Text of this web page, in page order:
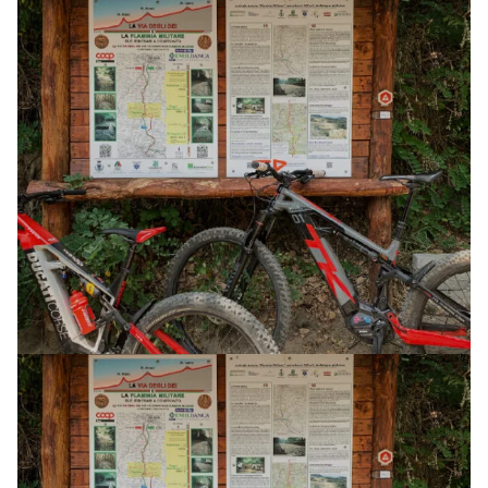
AVVENTURA CON MTB ELETTRICA (3 GG) E-XPLORA TRAIL
TOUR
LA VIA DEGLI DEI
24 LUGLIO 2026